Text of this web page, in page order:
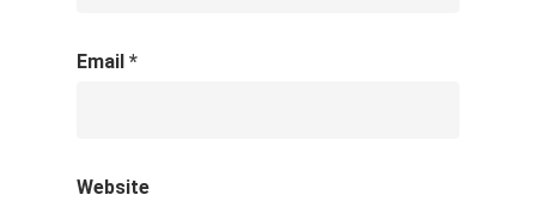
Email *
Website